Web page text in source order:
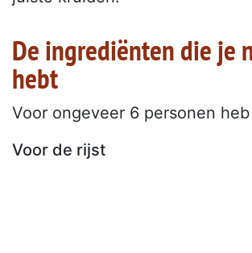
De ingrediënten die je
hebt
Voor ongeveer 6 personen
Voor de rijst